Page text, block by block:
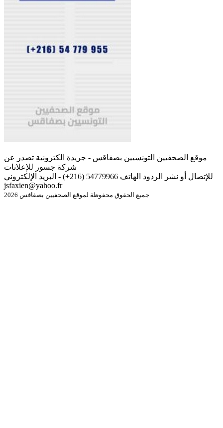
موقع الصحفيين التونسيين بصفاقس - جريدة الكترونية تصدر عن
شركة جسور للإعلانات
للإتصال أو نشر الردود الهاتف 54779966 (216+) - البريد الإلكتروني
jsfaxien@yahoo.fr
جميع الحقوق محفوظة لموقع الصحفيين بصفاقس 2026